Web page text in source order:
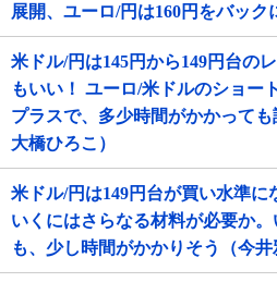
展開、ユーロ/円は160円をバック
米ドル/円は145円から149円台の
もいい！ ユーロ/米ドルのショー
プラスで、多少時間がかかって
大橋ひろこ）
米ドル/円は149円台が買い水準に
いくにはさらなる材料が必要か
も、少し時間がかかりそう（今井